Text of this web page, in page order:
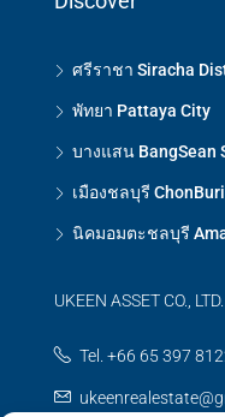
ศรีราชา Siracha
พัทยา Pattaya City
บางแสน BangSean
เมืองชลบุรี
นิคมอมตะชลบุรี
UKEEN ASSET CO., LTD.
Tel. +66 65 397